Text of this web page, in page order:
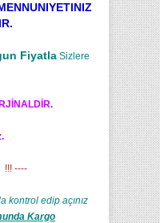
Fiyatla Sizlere
!!! ----
kontrol edip açınız
Kargo